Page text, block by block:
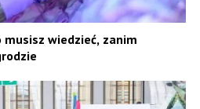
wiedzieć, zanim